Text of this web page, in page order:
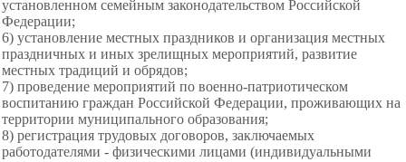
установленном семейным законодательством Российской
Федерации;
6) установление местных праздников и организация местных
праздничных и иных зрелищных мероприятий, развитие
местных традиций и обрядов;
7) проведение мероприятий по военно-патриотическом
воспитанию граждан Российской Федерации, проживающих на
территории муниципального образования;
8) регистрация трудовых договоров, заключаемых
работодателями - физическими лицами (индивидуальными